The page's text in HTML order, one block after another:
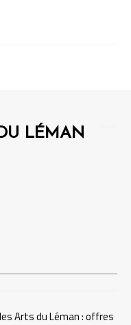
LÉMAN
Arts du Léman : offres